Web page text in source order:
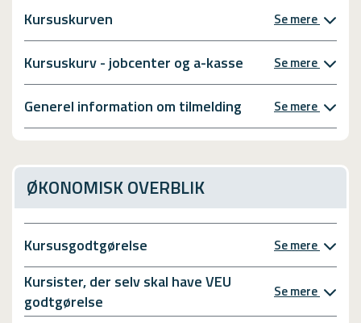
Kursuskurven Se mere
Kursuskurv - jobcenter og a-kasse Se mere
Generel information om tilmelding Se mere
ØKONOMISK OVERBLIK
Kursusgodtgørelse Se mere
Kursister, der selv skal have VEU
godtgørelse
Se mere